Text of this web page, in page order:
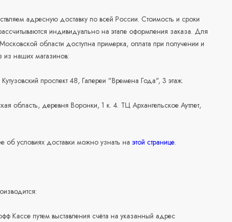
адресную доставку по всей России. Стоимость и сроки
индивидуально на этапе оформления заказа. Для
области доступна примерка, оплата при получении и
из наших магазинов:
проспект 48, Галереи "Времена Года", 3 этаж.
область, деревня Воронки, 1 к. 4. ТЦ Архангельское Аутлет,
об условиях доставки можно узнать наэтой странице.
Кассе путем выставления счёта на указанный адрес